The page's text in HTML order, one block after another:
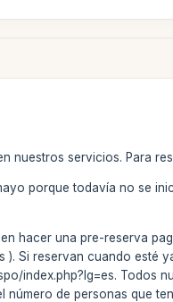
nuestros servicios. Para
porque todavía no se
hacer una pre-reserva
). Si reservan cuando esté
index.php?lg=es. Todos
número de personas que